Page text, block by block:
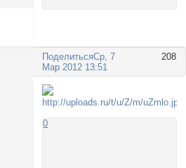
Поделиться 208
Ср, 7
Мар 2012 13:51
0